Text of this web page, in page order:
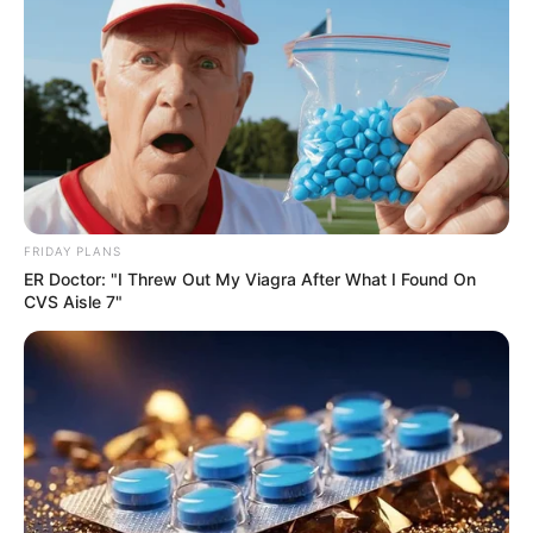
Suporte para favorecer a formação
Tal como ocorreu com a primeira turma do Saúde com Agente, o
JASB irá disponibilizar grupos de WhatsApp e Telegram exclusivos
com dicas, orientações, vídeos específicos que irão facilitar a
formação. Fiquem ligadinhos!
FRIDAY PLANS
ER Doctor: "I Threw Out My Viagra After What I Found On
CVS Aisle 7"